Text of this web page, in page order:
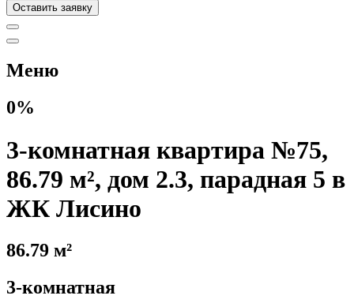
Оставить заявку
Меню
0%
3-комнатная квартира №75,
86.79 м², дом 2.3, парадная 5 в
ЖК Лисино
86.79 м²
3-комнатная